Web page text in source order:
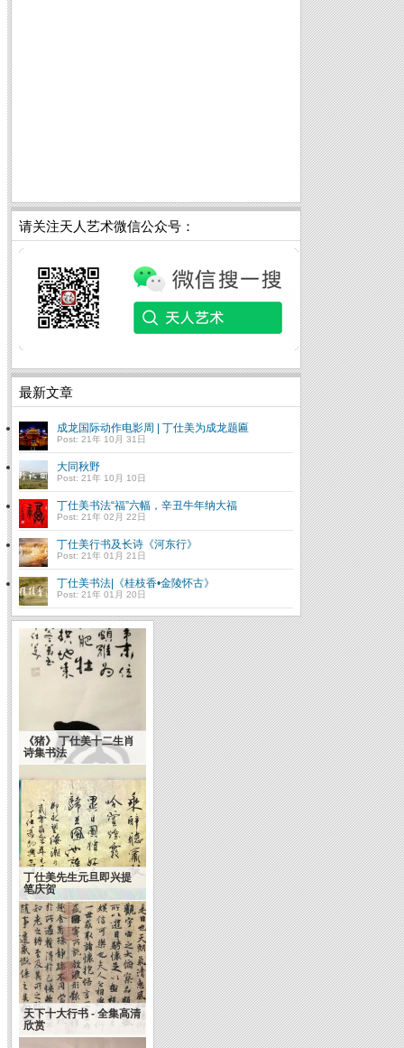
请关注天人艺术微信公众号：
最新文章
成龙国际动作电影周 | 丁仕美为成龙题匾
Post: 21年 10月 31日
大同秋野
Post: 21年 10月 10日
丁仕美书法“福”六幅，辛丑牛年纳大福
Post: 21年 02月 22日
丁仕美行书及长诗《河东行》
Post: 21年 01月 21日
丁仕美书法|《桂枝香•金陵怀古》
Post: 21年 01月 20日
《猪》 丁仕美十二生肖
诗集书法
丁仕美先生元旦即兴提
笔庆贺
天下十大行书 - 全集高清
欣赏